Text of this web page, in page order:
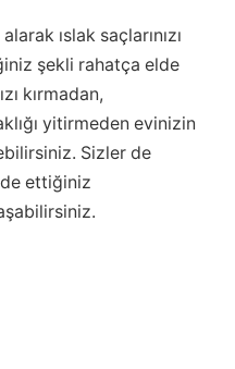
alarak ıslak saçlarınızı
şekli rahatça elde
kırmadan,
yitirmeden evinizin
Sizler de
ettiğiniz